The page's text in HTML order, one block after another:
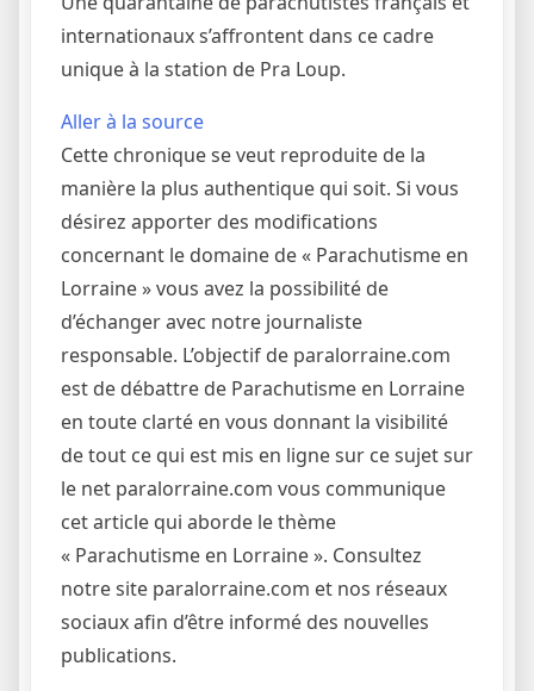
internationaux s’affrontent dans ce cadre
unique à la station de Pra Loup.
Aller à la source
Cette chronique se veut reproduite de la
manière la plus authentique qui soit. Si vous
désirez apporter des modifications
concernant le domaine de « Parachutisme en
Lorraine » vous avez la possibilité de
d’échanger avec notre journaliste
responsable. L’objectif de paralorraine.com
est de débattre de Parachutisme en Lorraine
en toute clarté en vous donnant la visibilité
de tout ce qui est mis en ligne sur ce sujet sur
le net paralorraine.com vous communique
cet article qui aborde le thème
« Parachutisme en Lorraine ». Consultez
notre site paralorraine.com et nos réseaux
sociaux afin d’être informé des nouvelles
publications.